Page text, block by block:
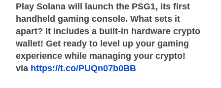
Play Solana will launch the PSG1, its first
handheld gaming console. What sets it
apart? It includes a built-in hardware crypto
wallet! Get ready to level up your gaming
experience while managing your crypto!
via https://t.co/PUQn07b0BB